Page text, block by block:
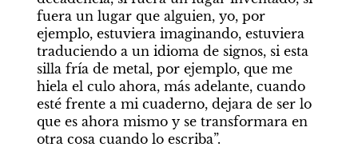
fuera un lugar que alguien, yo, por
ejemplo, estuviera imaginando, estuviera
traduciendo a un idioma de signos, si esta
silla fría de metal, por ejemplo, que me
hiela el culo ahora, más adelante, cuando
esté frente a mi cuaderno, dejara de ser lo
que es ahora mismo y se transformara en
otra cosa cuando lo escriba”.